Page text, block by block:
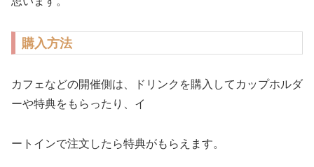
購入方法
カフェなどの開催側は、ドリンクを購入してカップホルダ
ーや特典をもらったり、イ
ートインで注文したら特典がもらえます。